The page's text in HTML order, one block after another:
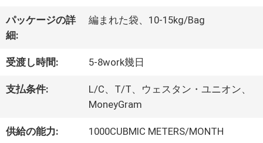
ち
に
つ
い
パッケージの詳
細:
編まれた袋、10-15kg/Bag
受渡し時間: 5-8work幾日
支払条件:
L/C、T/T、ウェスタン・ユニオン、
MoneyGram
供給の能力: 1000CUBMIC METERS/MONTH